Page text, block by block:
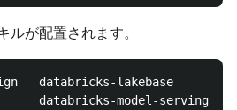
が配置されます。
databricks-lakebase
databricks-model-serving